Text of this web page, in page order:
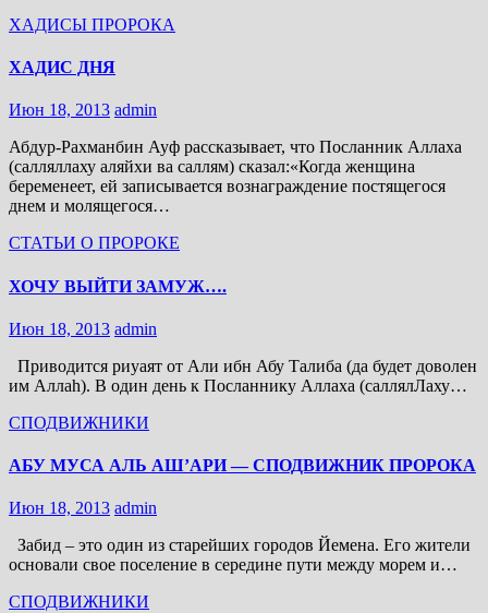
ХАДИСЫ ПРОРОКА
ХАДИС ДНЯ
Июн 18, 2013 admin
Абдур-Рахманбин Ауф рассказывает, что Посланник Аллаха
(салляллаху аляйхи ва саллям) сказал:«Когда женщина
беременеет, ей записывается вознаграждение постящегося
днем и молящегося…
СТАТЬИ О ПРОРОКЕ
ХОЧУ ВЫЙТИ ЗАМУЖ….
Июн 18, 2013 admin
Приводится риуаят от Али ибн Абу Талиба (да будет доволен
им Аллаh). В один день к Посланнику Аллаха (саллялЛаху…
СПОДВИЖНИКИ
АБУ МУСА АЛЬ АШ’АРИ — СПОДВИЖНИК ПРОРОКА
Июн 18, 2013 admin
Забид – это один из старейших городов Йемена. Его жители
основали свое поселение в середине пути между морем и…
СПОДВИЖНИКИ